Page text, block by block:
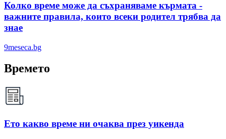
Колко време може да съхраняваме кърмата -
важните правила, които всеки родител трябва да
знае
9meseca.bg
Времето
Ето какво време ни очаква през уикенда